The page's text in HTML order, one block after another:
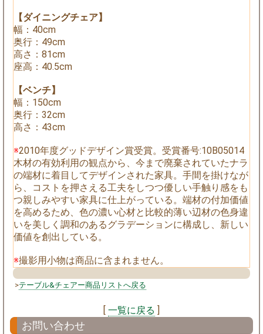
【ダイニングチェア】
幅：40cm
奥行：49cm
高さ：81cm
座高：40.5cm
【ベンチ】
幅：150cm
奥行：32cm
高さ：43cm
※2010年度グッドデザイン賞受賞。受賞番号:10B05014
木材の有効利用の観点から、今まで廃棄されていたナラ
の端材に着目してデザインされた家具。手間を掛けなが
ら、コストを押さえる工夫をしつつ優しい手触り感をも
つ親しみやすい家具に仕上がっている。端材の付加価値
を高めるため、色の濃い心材と比較的薄い辺材の色身違
いを美しく調和のあるグラデーションに構成し、新しい
価値を創出している。
※撮影用小物は商品に含まれません。
>テーブル&チェアー商品リストへ戻る
[ 一覧に戻る ]
お問い合わせ